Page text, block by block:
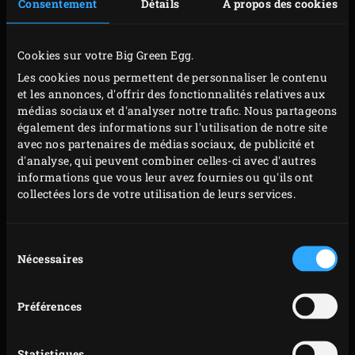
Consentement Détails À propos des cookies
Cookies sur votre Big Green Egg.
Les cookies nous permettent de personnaliser le contenu
et les annonces, d'offrir des fonctionnalités relatives aux
médias sociaux et d'analyser notre trafic. Nous partageons
également des informations sur l'utilisation de notre site
avec nos partenaires de médias sociaux, de publicité et
d'analyse, qui peuvent combiner celles-ci avec d'autres
informations que vous leur avez fournies ou qu'ils ont
collectées lors de votre utilisation de leurs services.
duNécessaires
Préférences
en quatre dans la longueur. Coupez les laitues Little
courgette et de laitue d’huile d’olive. Coupez le
citron en deux.
Posez les morceaux de courgette et de citron sur la
grille du Big Green Egg. Rabattez le couvercle et
faites griller les courgettes 8 minutes environ en
prenant soin de retourner toutes les 2 à 2 minutes
et demie les courgettes et le citron. Placez après 6
faites-les griller des deux côtés 1 minute environ.
Rabattez le couvercle après chaque manipulation.
légumes dans un plat et gardez les deux moitiés de